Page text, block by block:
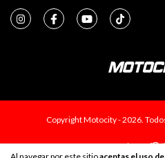
Copyright Motocity - 2026.